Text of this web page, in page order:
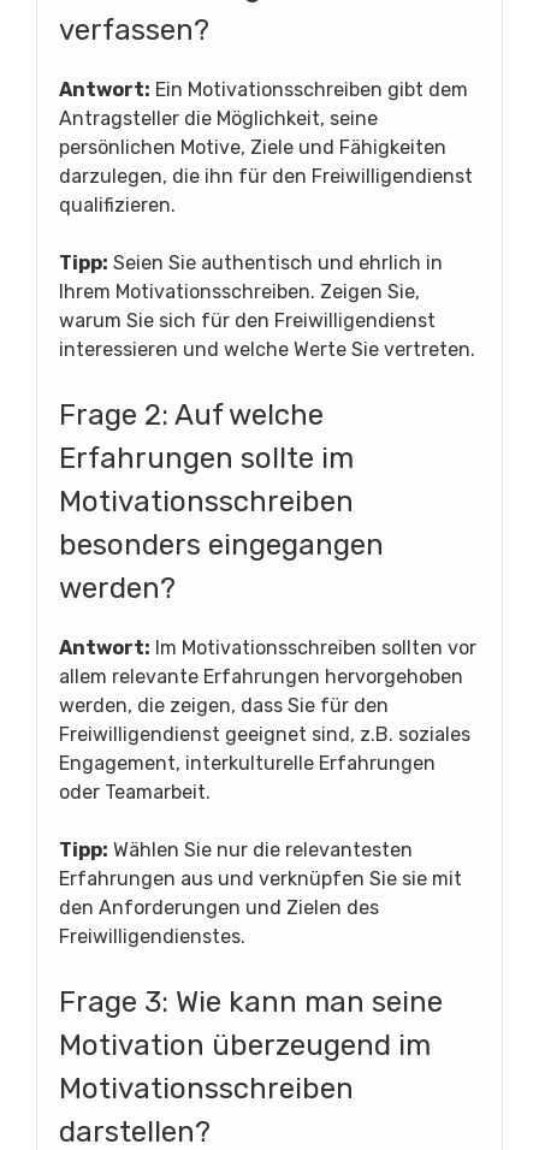
verfassen?
Antwort: Ein Motivationsschreiben gibt dem
Antragsteller die Möglichkeit, seine
persönlichen Motive, Ziele und Fähigkeiten
darzulegen, die ihn für den Freiwilligendienst
qualifizieren.
Tipp: Seien Sie authentisch und ehrlich in
Ihrem Motivationsschreiben. Zeigen Sie,
warum Sie sich für den Freiwilligendienst
interessieren und welche Werte Sie vertreten.
Frage 2: Auf welche
Erfahrungen sollte im
Motivationsschreiben
besonders eingegangen
werden?
Antwort: Im Motivationsschreiben sollten vor
allem relevante Erfahrungen hervorgehoben
werden, die zeigen, dass Sie für den
Freiwilligendienst geeignet sind, z.B. soziales
Engagement, interkulturelle Erfahrungen
oder Teamarbeit.
Tipp: Wählen Sie nur die relevantesten
Erfahrungen aus und verknüpfen Sie sie mit
den Anforderungen und Zielen des
Freiwilligendienstes.
Frage 3: Wie kann man seine
Motivation überzeugend im
Motivationsschreiben
darstellen?